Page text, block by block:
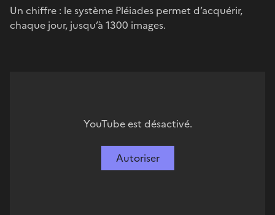
Un chiffre : le système Pléiades permet d’acquérir,
chaque jour, jusqu’à 1300 images.
YouTube est désactivé.
Autoriser